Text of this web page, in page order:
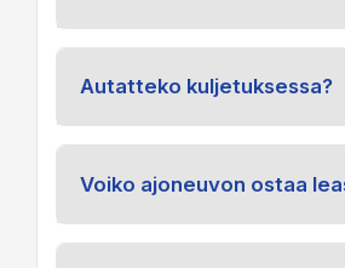
Autatteko kuljetuksessa?
Voiko ajoneuvon ostaa